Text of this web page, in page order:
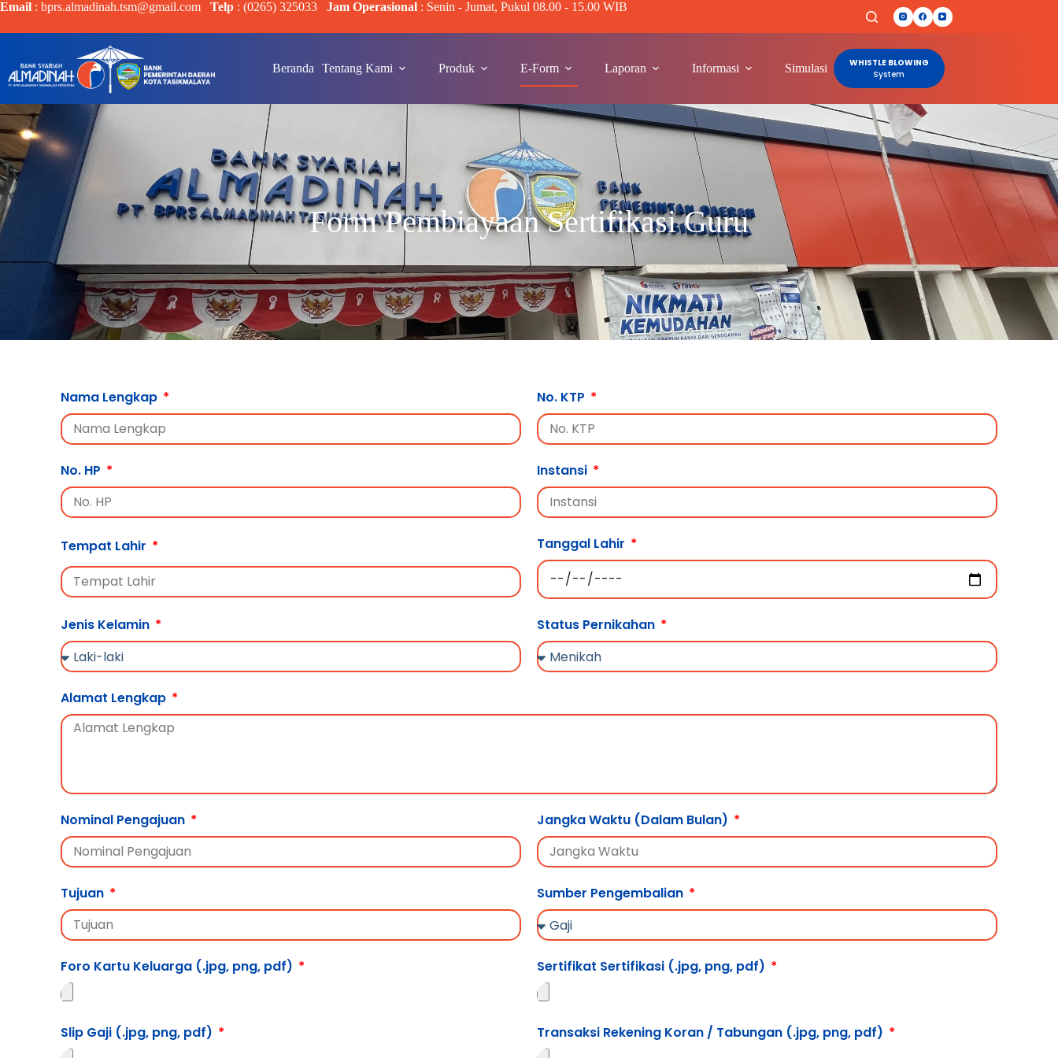
Email : bprs.almadinah.tsm@gmail.com Telp : (0265) 325033 Jam Operasional : Senin - Jumat, Pukul 08.00 - 15.00 WIB
Beranda Tentang Kami Produk E-Form Laporan Informasi Simulasi Lainnya
WHISTLE BLOWING
System
Form Pembiayaan Sertifikasi Guru
Nama Lengkap No. KTP
No. HP Instansi
Tempat Lahir Tanggal Lahir
Jenis Kelamin Status Pernikahan
Alamat Lengkap
Nominal Pengajuan Jangka Waktu (Dalam Bulan)
Tujuan Sumber Pengembalian
Foro Kartu Keluarga (.jpg, png, pdf) Sertifikat Sertifikasi (.jpg, png, pdf)
Slip Gaji (.jpg, png, pdf) Transaksi Rekening Koran / Tabungan (.jpg, png, pdf)